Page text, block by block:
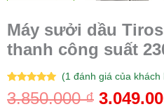
Máy sưởi dầu
thanh công suất
5.00trên 5
dựa trên
1
(1đánh giá của khách
3.850.000₫